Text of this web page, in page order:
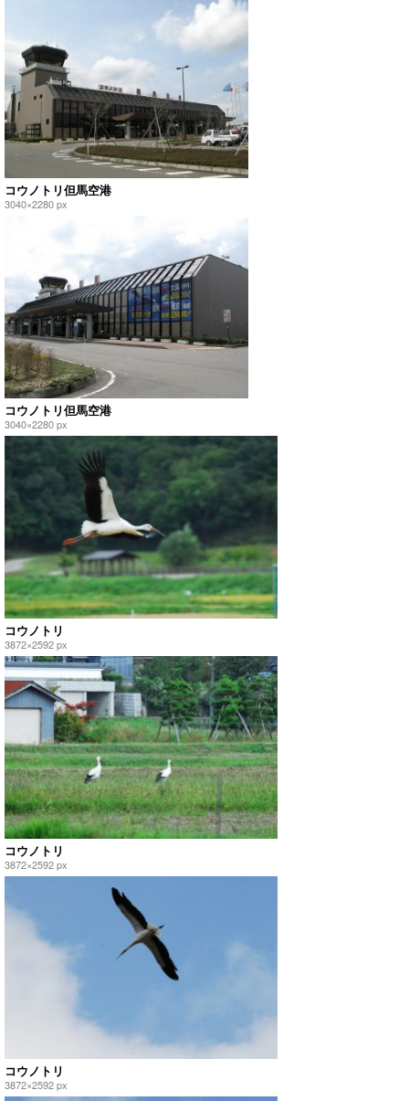
コウノトリ但馬空港
3040×2280 px
コウノトリ但馬空港
3040×2280 px
コウノトリ
3872×2592 px
コウノトリ
3872×2592 px
コウノトリ
3872×2592 px